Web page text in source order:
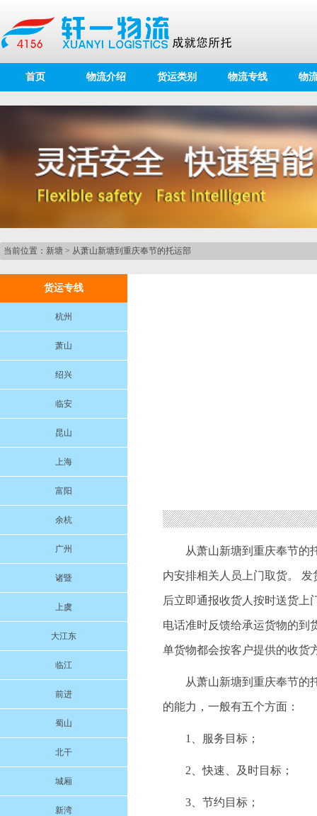
首页 物流介绍 货运类别 物流专线 物
当前位置： 新塘 > 从萧山新塘到重庆奉节的托运部
货运专线
杭州
萧山
绍兴
临安
昆山
上海
富阳
余杭
广州
诸暨
上虞
大江东
临江
前进
蜀山
北干
城厢
新湾
从萧山新塘到重庆奉节的
内安排相关人员上门取货。
后立即通报收货人按时送货上
电话准时反馈给承运货物的到
单货物都会按客户提供的收货
从萧山新塘到重庆奉节的
的能力，一般有五个方面：
1、服务目标；
2、快速、及时目标；
3、节约目标；